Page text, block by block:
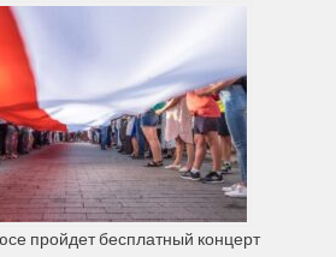
пройдет бесплатный концерт